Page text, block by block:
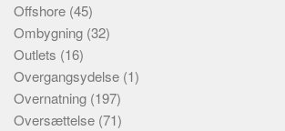
Offshore (45)
Ombygning (32)
Outlets (16)
Overgangsydelse (1)
Overnatning (197)
Oversættelse (71)